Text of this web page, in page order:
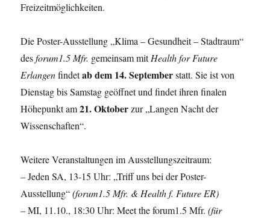
Freizeitmöglichkeiten.
Die Poster-Ausstellung „Klima – Gesundheit – Stadtraum“
desforum1.5 Mfr. gemeinsam mitHealth for Future
Erlangenfindetab dem 14. Septemberstatt. Sie ist von
Dienstag bis Samstag geöffnet und findet ihren finalen
Höhepunkt am21. Oktoberzur „Langen Nacht der
Wissenschaften“.
Weitere Veranstaltungen im Ausstellungszeitraum:
– Jeden SA, 13-15 Uhr: „Triff uns bei der Poster-
Ausstellung“(forum1.5 Mfr. & Health f. Future ER)
– MI, 11.10., 18:30 Uhr: Meet the forum1.5 Mfr.(für